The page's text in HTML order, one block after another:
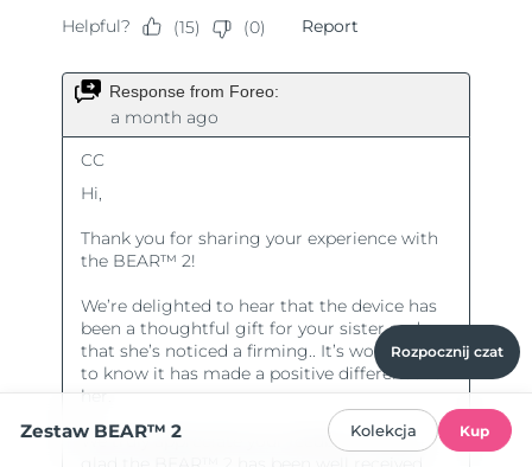
Rozpocznij czat
Zestaw BEAR™ 2 Kolekcja Kup